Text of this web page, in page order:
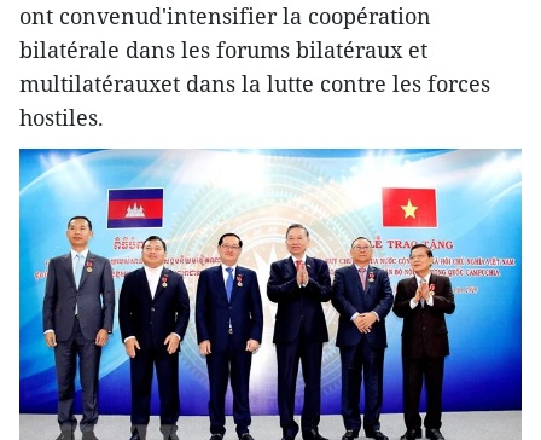
ont convenud'intensifier la coopération
bilatérale dans les forums bilatéraux et
multilatérauxet dans la lutte contre les forces
hostiles.